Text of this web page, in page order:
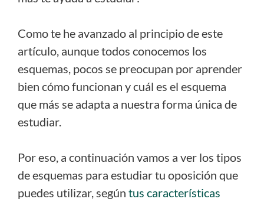
Como te he avanzado al principio de este
artículo, aunque todos conocemos los
esquemas, pocos se preocupan por aprender
bien cómo funcionan y cuál es el esquema
que más se adapta a nuestra forma única de
estudiar.
Por eso, a continuación vamos a ver los tipos
de esquemas para estudiar tu oposición que
puedes utilizar, según tus características